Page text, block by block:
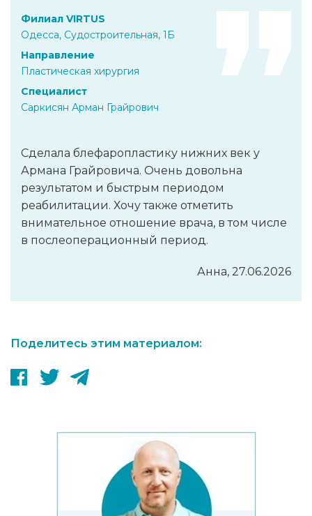
Филиал VIRTUS
Одесса, Судостроительная, 1Б
Направление
Пластическая хирургия
Специалист
Саркисян Арман Грайрович
Сделала блефаропластику нижних век у
Армана Грайровича. Очень довольна
результатом и быстрым периодом
реабилитации. Хочу также отметить
внимательное отношение врача, в том числе
в послеоперационный период.
Анна, 27.06.2026
Поделитесь этим материалом: